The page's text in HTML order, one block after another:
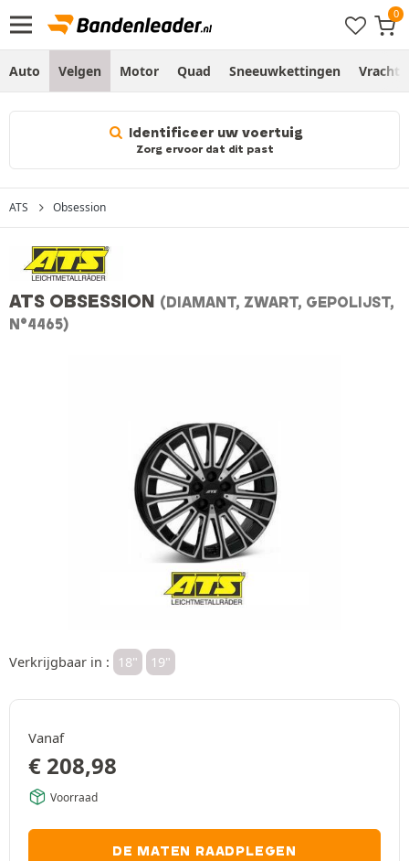
Auto Velgen Motor Quad Sneeuwkettingen
Identificeer uw voertuig
Zorg ervoor dat dit past
ATS Obsession
ATS OBSESSION (DIAMANT, ZWART, GEPOLIJST,
N°4465)
Verkrijgbaar in : 18" 19"
Vanaf
€ 208,98
Voorraad
DE MATEN RAADPLEGEN